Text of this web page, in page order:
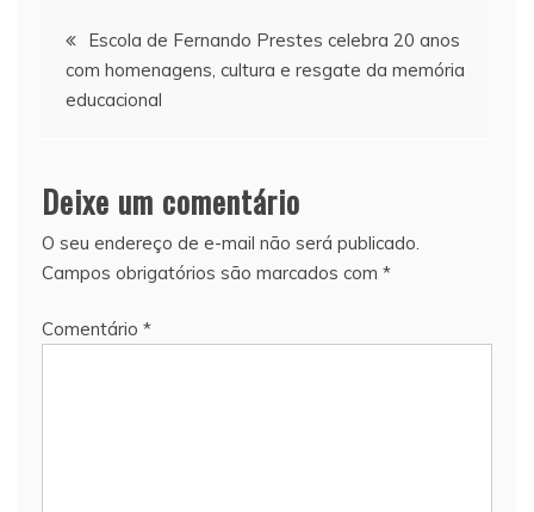
Navegação
de
Escola de Fernando Prestes celebra 20 anos
com homenagens, cultura e resgate da memória
educacional
Deixe um comentário
O seu endereço de e-mail não será publicado.
Campos obrigatórios são marcados com *
Comentário *